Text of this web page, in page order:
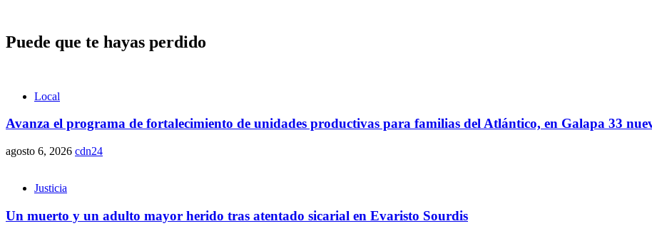
Puede que te hayas perdido
Local
Avanza el programa de fortalecimiento de unidades productivas para familias del Atlántico, en Galapa 33
agosto 6, 2026 cdn24
Justicia
Un muerto y un adulto mayor herido tras atentado sicarial en Evaristo Sourdis